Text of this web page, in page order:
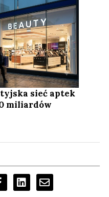
sieć aptek
miliardów